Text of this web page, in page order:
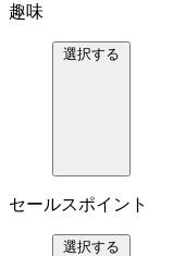
趣味
選択する
セールスポイント
選択する